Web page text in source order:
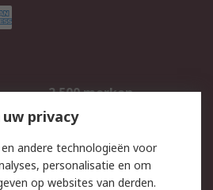
2.500 merken
Inkoopoplossingen
privacy
andere technologieën voor
personalisatie en om
op websites van derden.